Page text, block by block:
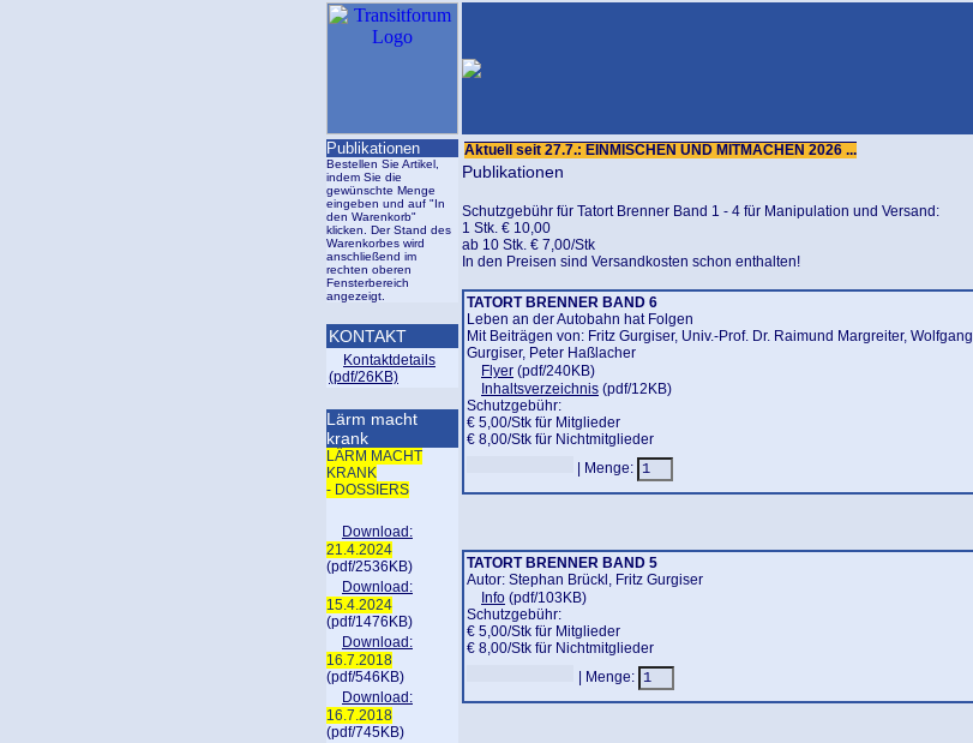
Publikationen
Bestellen Sie Artikel,
indem Sie die
gewünschte Menge
eingeben und auf "In
den Warenkorb"
klicken. Der Stand des
Warenkorbes wird
anschließend im
rechten oberen
Fensterbereich
angezeigt.
KONTAKT
Kontaktdetails
(pdf/26KB)
Lärm macht
krank
LÄRM MACHT
KRANK
- DOSSIERS
Download:
21.4.2024
(pdf/2536KB)
Download:
15.4.2024
(pdf/1476KB)
Download:
16.7.2018
(pdf/546KB)
Download:
16.7.2018
(pdf/745KB)
Aktuell seit 27.7.: EINMISCHEN UND MITMACHEN 2026 ...
Publikationen
Schutzgebühr für Tatort Brenner Band 1 - 4 für Manipulation und Versand:
1 Stk. € 10,00
ab 10 Stk. € 7,00/Stk
In den Preisen sind Versandkosten schon enthalten!
TATORT BRENNER BAND 6
Leben an der Autobahn hat Folgen
Mit Beiträgen von: Fritz Gurgiser, Univ.-Prof. Dr. Raimund Margreiter, Wolfgang
Gurgiser, Peter Haßlacher
Flyer (pdf/240KB)
Inhaltsverzeichnis (pdf/12KB)
Schutzgebühr:
€ 5,00/Stk für Mitglieder
€ 8,00/Stk für Nichtmitglieder
| Menge:
TATORT BRENNER BAND 5
Autor: Stephan Brückl, Fritz Gurgiser
Info (pdf/103KB)
Schutzgebühr:
€ 5,00/Stk für Mitglieder
€ 8,00/Stk für Nichtmitglieder
| Menge: